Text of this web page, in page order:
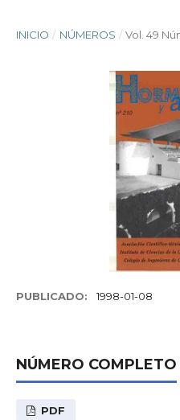
INICIO / NÚMEROS / Vol. 49
PUBLICADO: 1998-01-08
NÚMERO COMPLETO
PDF